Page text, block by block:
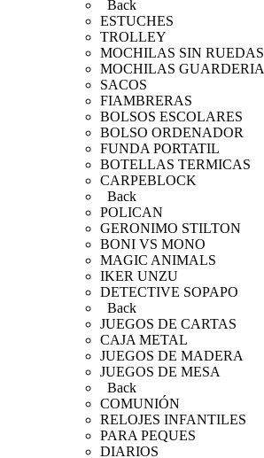
Back
ESTUCHES
TROLLEY
MOCHILAS SIN RUEDAS
MOCHILAS GUARDERIA
SACOS
FIAMBRERAS
BOLSOS ESCOLARES
BOLSO ORDENADOR
FUNDA PORTATIL
BOTELLAS TERMICAS
CARPEBLOCK
Back
POLICAN
GERONIMO STILTON
BONI VS MONO
MAGIC ANIMALS
IKER UNZU
DETECTIVE SOPAPO
Back
JUEGOS DE CARTAS
CAJA METAL
JUEGOS DE MADERA
JUEGOS DE MESA
Back
COMUNIÓN
RELOJES INFANTILES
PARA PEQUES
DIARIOS